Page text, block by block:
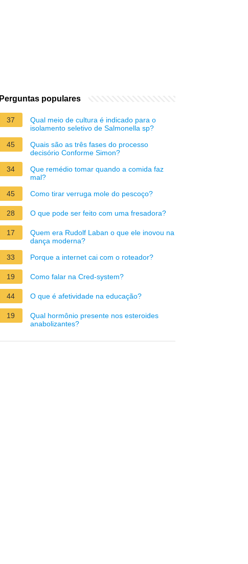
Perguntas populares
37
Qual meio de cultura é indicado para o
isolamento seletivo de Salmonella sp?
45
Quais são as três fases do processo
decisório Conforme Simon?
34
Que remédio tomar quando a comida faz
mal?
45
Como tirar verruga mole do pescoço?
28 O que pode ser feito com uma fresadora?
17
Quem era Rudolf Laban o que ele inovou na
dança moderna?
33
Porque a internet cai com o roteador?
19 Como falar na Cred-system?
44 O que é afetividade na educação?
19
Qual hormônio presente nos esteroides
anabolizantes?